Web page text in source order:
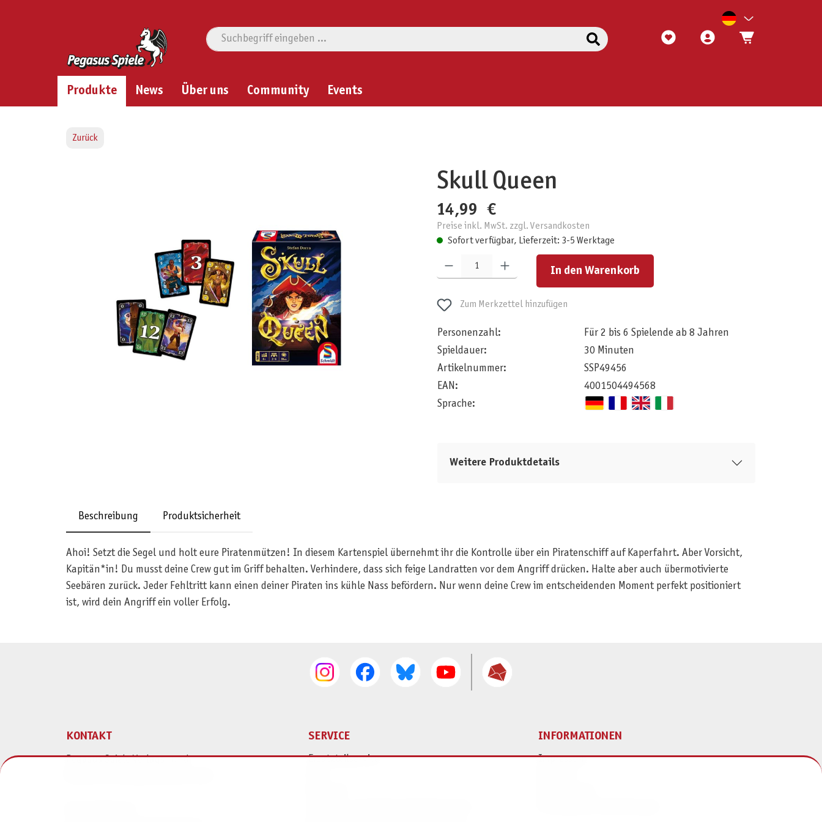
Produkte News Über uns Community Events
Zurück
Skull Queen
14,99 €
Preise inkl. MwSt. zzgl. Versandkosten
Sofort verfügbar, Lieferzeit: 3-5 Werktage
Produkt Anzahl: Gib den gewünschten Wert ein oder benutze die Schaltflächen um die Anzahl zu erhöhen oder zu reduzieren.
In den Warenkorb
Zum Merkzettel hinzufügen
Personenzahl:
Für 2 bis 6 Spielende ab 8 Jahren
Spieldauer:
30 Minuten
Artikelnummer:
SSP49456
EAN:
4001504494568
Sprache:
Weitere Produktdetails
Beschreibung Produktsicherheit
Ahoi! Setzt die Segel und holt eure Piratenmützen! In diesem Kartenspiel übernehmt ihr die Kontrolle über ein Piratenschiff auf Kaperfahrt. Aber Vorsicht,
Kapitän*in! Du musst deine Crew gut im Griff behalten. Verhindere, dass sich feige Landratten vor dem Angriff drücken. Halte aber auch übermotivierte
Seebären zurück. Jeder Fehltritt kann einen deiner Piraten ins kühle Nass befördern. Nur wenn deine Crew im entscheidenden Moment perfekt positioniert
ist, wird dein Angriff ein voller Erfolg.
KONTAKT
Pegasus Spiele Verlags- und
SERVICE
Ersatzteilservice
INFORMATIONEN
Impressum